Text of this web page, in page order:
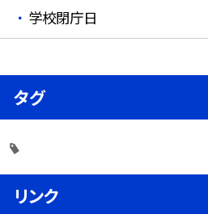
学校閉庁日
タグ
リンク